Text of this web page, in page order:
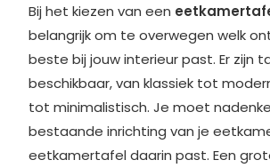
Bij het kiezen van een
belangrijk om te overwegen welk
beste bij jouw interieur past. Er zijn
beschikbaar, van klassiek tot
tot minimalistisch. Je moet
bestaande inrichting van je
eetkamertafel daarin past. Een